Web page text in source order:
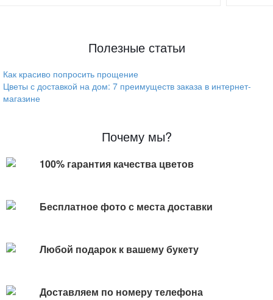
Полезные статьи
Как красиво попросить прощение
Цветы с доставкой на дом: 7 преимуществ заказа в интернет-
магазине
Почему мы?
100% гарантия качества цветов
Бесплатное фото с места доставки
Любой подарок к вашему букету
Доставляем по номеру телефона